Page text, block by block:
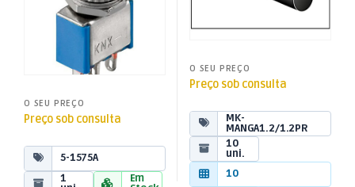
O SEU PREÇO
Preço sob consulta
5-1575A
1
Em
O SEU PREÇO
Preço sob consulta
MK-
MANGA1.2/1.2PR
10
uni.
10